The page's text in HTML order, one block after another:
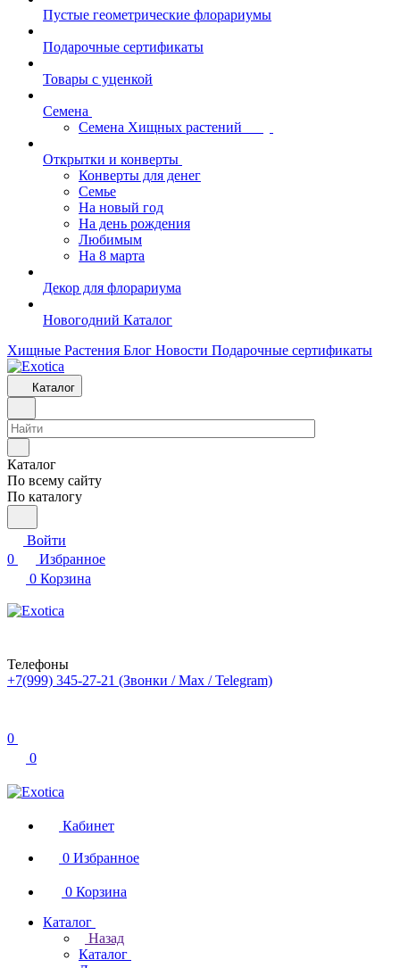
Пустые геометрические флорариумы
Подарочные сертификаты
Товары с уценкой
Семена
Семена Хищных растений
Открытки и конверты
Конверты для денег
Семье
На новый год
На день рождения
Любимым
На 8 марта
Декор для флорариума
Новогодний Каталог
Хищные Растения Блог Новости Подарочные сертификаты
Каталог
Каталог
По всему сайту
По каталогу
Войти
0
Избранное
0 Корзина
Телефоны
+7(999) 345-27-21 (Звонки / Max / Telegram)
0
0
Кабинет
0 Избранное
0 Корзина
Каталог
Назад
Каталог